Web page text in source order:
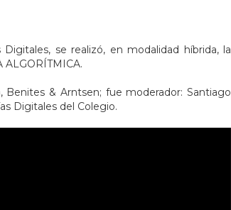
se realizó, en modalidad híbrida, la
ALGORÍTMICA.
Benites & Arntsen; fue moderador: Santiago
Digitales del Colegio.